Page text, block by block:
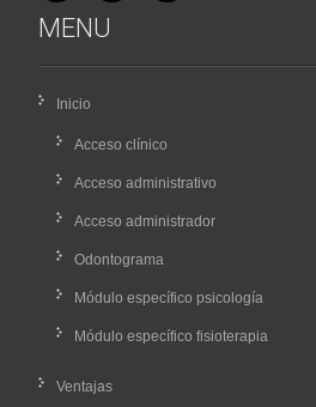
MENU
Inicio
Acceso clínico
Acceso administrativo
Acceso administrador
Odontograma
Módulo específico psicología
Módulo específico fisioterapia
Ventajas